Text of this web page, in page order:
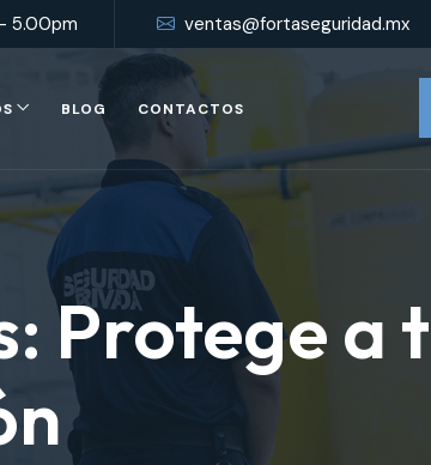
5.00pm ventas@fortaseguridad.mx
BLOG CONTACTOS
Protege a